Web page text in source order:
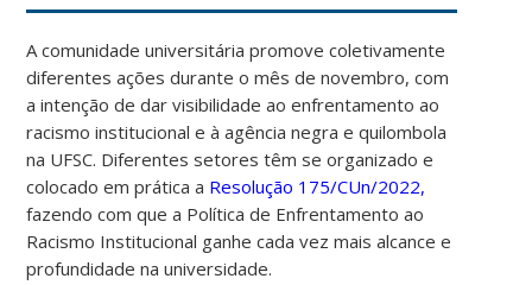
A comunidade universitária promove coletivamente
diferentes ações durante o mês de novembro, com
a intenção de dar visibilidade ao enfrentamento ao
racismo institucional e à agência negra e quilombola
na UFSC. Diferentes setores têm se organizado e
colocado em prática a Resolução 175/CUn/2022,
fazendo com que a Política de Enfrentamento ao
Racismo Institucional ganhe cada vez mais alcance e
profundidade na universidade.